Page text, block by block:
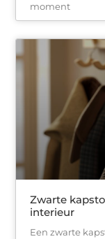
moment
Zwarte
interieur
Een zwarte